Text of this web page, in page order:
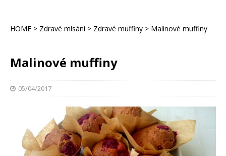
HOME > Zdravé mlsání> Zdravé muffiny > Malinové muffiny
Malinové muffiny
05/04/2017